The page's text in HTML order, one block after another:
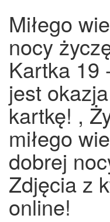
Miłego
nocy
Kartka 19
jest
kartkę! ,
miłego
dobrej
Zdjęcia z
online!